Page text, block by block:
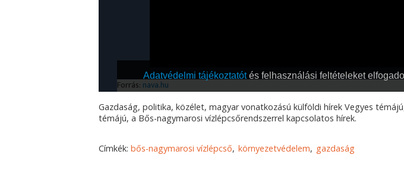
Gazdaság, politika, közélet, magyar vonatkozású külföldi hírek Vegyes
témájú, a Bős-nagymarosi vízlépcsőrendszerrel kapcsolatos hírek.
Címkék: bős-nagymarosi vízlépcső környezetvédelem gazdaság